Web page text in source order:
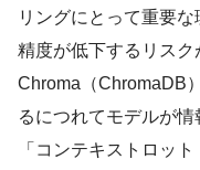
リングにとって重要
精度が低下するリスク
Chroma（ChromaDB
るにつれてモデルが
「コンテキストロッ